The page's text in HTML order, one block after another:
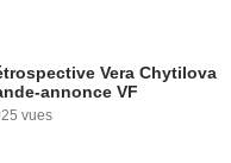
Vera Chytilova
annonce VF
vues